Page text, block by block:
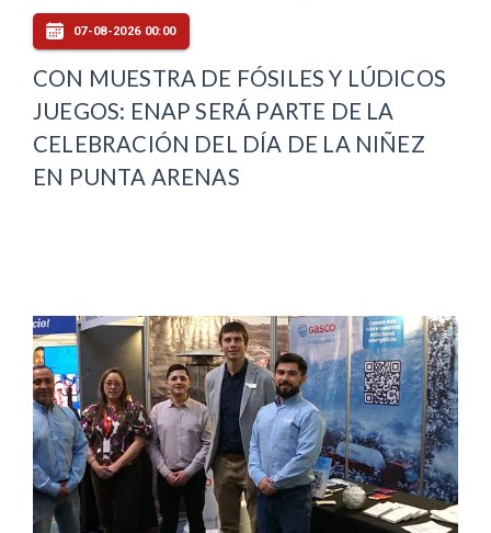
07-08-2026 00:00
CON MUESTRA DE FÓSILES Y LÚDICOS
JUEGOS: ENAP SERÁ PARTE DE LA
CELEBRACIÓN DEL DÍA DE LA NIÑEZ
EN PUNTA ARENAS